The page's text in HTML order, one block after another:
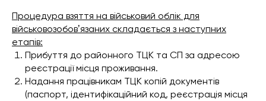
Процедура взяття на військовий облік для
військовозобовʼязаних складається з наступних
етапів:
Прибуття до районного ТЦК та СП за адресою
реєстрації місця проживання.
Надання працівникам ТЦК копій документів
(паспорт, ідентифікаційний код, реєстрація місця